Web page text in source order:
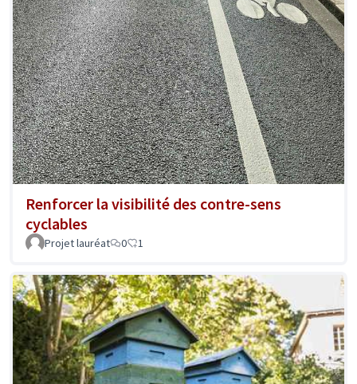
Renforcer la visibilité des contre-sens
cyclables
Projet lauréat 0 1